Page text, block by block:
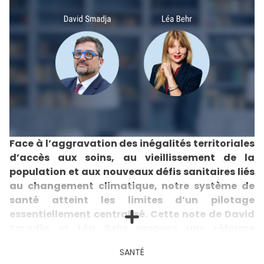
Face à l’aggravation des inégalités territoriales
d’accès aux soins, au vieillissement de la
population et aux nouveaux défis sanitaires liés
au changement climatique, notre système de
santé atteint les limites d’un pilotage
essentiellement centralisé. Cette note de David
Smadja et Léa Behr propose une réforme
sanitaire : rattacher les Agences régionales de
SANTÉ